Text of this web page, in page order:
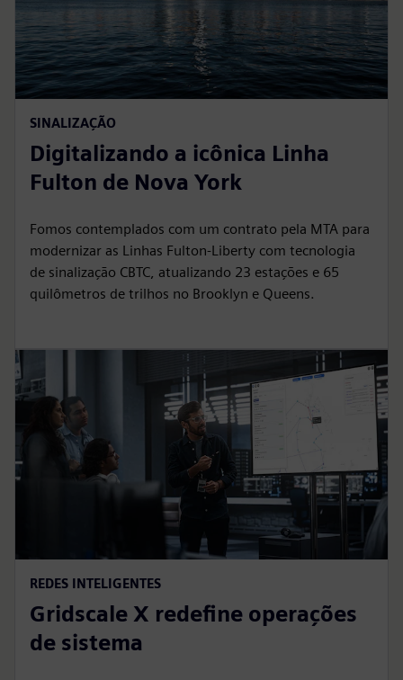
SINALIZAÇÃO
Digitalizando a icônica Linha
Fulton de Nova York
Fomos contemplados com um contrato pela MTA para
modernizar as Linhas Fulton-Liberty com tecnologia
de sinalização CBTC, atualizando 23 estações e 65
quilômetros de trilhos no Brooklyn e Queens.
REDES INTELIGENTES
Gridscale X redefine operações
de sistema